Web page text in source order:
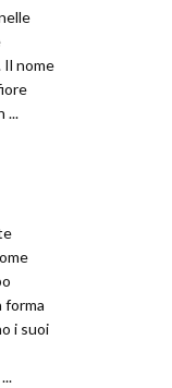
Il nome
...
forma
i suoi